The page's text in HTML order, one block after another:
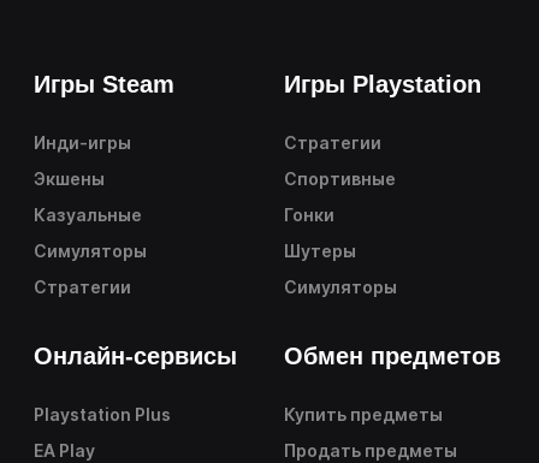
Игры Steam
Инди-игры
Экшены
Казуальные
Симуляторы
Стратегии
Игры Playstation
Стратегии
Спортивные
Гонки
Шутеры
Симуляторы
Онлайн-сервисы
Playstation Plus
EA Play
Обмен предметов
Купить предметы
Продать предметы